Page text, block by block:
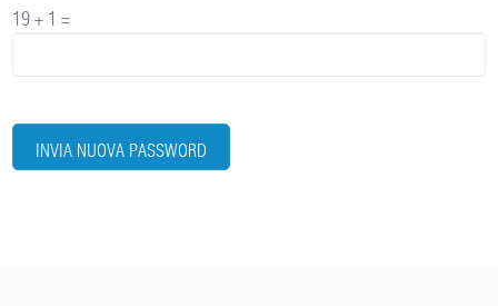
19 + 1 =
INVIA NUOVA PASSWORD